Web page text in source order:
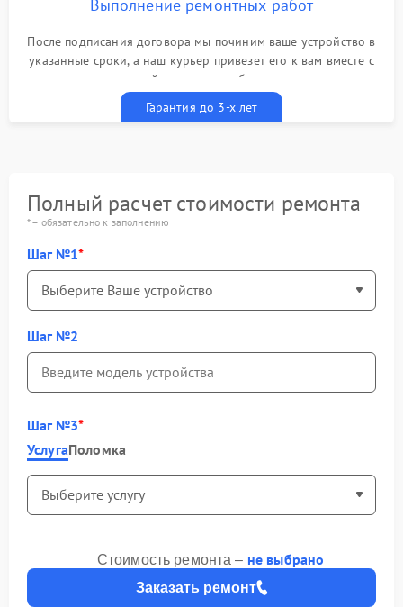
Выполнение ремонтных работ
После подписания договора мы починим ваше устройство в
указанные сроки, а наш курьер привезет его к вам вместе с
гарантийным талоном бесплатно
Гарантия до 3-х лет
Полный расчет стоимости ремонта
* – обязательно к заполнению
Шаг №1
Шаг №2
Шаг №3
УслугаПоломка
Заказать ремонт
Стоимость ремонта – не выбрано